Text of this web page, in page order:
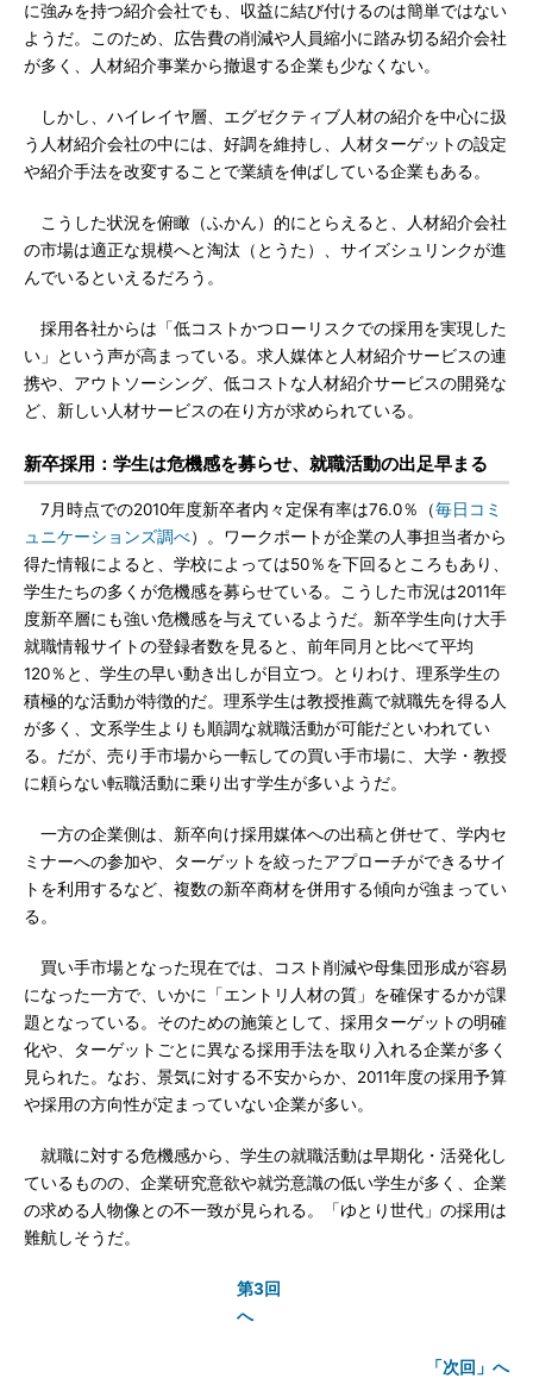
に強みを持つ紹介会社でも、収益に結び付けるのは簡単ではない
ようだ。このため、広告費の削減や人員縮小に踏み切る紹介会社
が多く、人材紹介事業から撤退する企業も少なくない。
しかし、ハイレイヤ層、エグゼクティブ人材の紹介を中心に扱
う人材紹介会社の中には、好調を維持し、人材ターゲットの設定
や紹介手法を改変することで業績を伸ばしている企業もある。
こうした状況を俯瞰（ふかん）的にとらえると、人材紹介会社
の市場は適正な規模へと淘汰（とうた）、サイズシュリンクが進
んでいるといえるだろう。
採用各社からは「低コストかつローリスクでの採用を実現した
い」という声が高まっている。求人媒体と人材紹介サービスの連
携や、アウトソーシング、低コストな人材紹介サービスの開発な
ど、新しい人材サービスの在り方が求められている。
新卒採用：学生は危機感を募らせ、就職活動の出足早まる
7月時点での2010年度新卒者内々定保有率は76.0％（毎日コミ
ュニケーションズ調べ）。ワークポートが企業の人事担当者から
得た情報によると、学校によっては50％を下回るところもあり、
学生たちの多くが危機感を募らせている。こうした市況は2011年
度新卒層にも強い危機感を与えているようだ。新卒学生向け大手
就職情報サイトの登録者数を見ると、前年同月と比べて平均
120％と、学生の早い動き出しが目立つ。とりわけ、理系学生の
積極的な活動が特徴的だ。理系学生は教授推薦で就職先を得る人
が多く、文系学生よりも順調な就職活動が可能だといわれてい
る。だが、売り手市場から一転しての買い手市場に、大学・教授
に頼らない転職活動に乗り出す学生が多いようだ。
一方の企業側は、新卒向け採用媒体への出稿と併せて、学内セ
ミナーへの参加や、ターゲットを絞ったアプローチができるサイ
トを利用するなど、複数の新卒商材を併用する傾向が強まってい
る。
買い手市場となった現在では、コスト削減や母集団形成が容易
になった一方で、いかに「エントリ人材の質」を確保するかが課
題となっている。そのための施策として、採用ターゲットの明確
化や、ターゲットごとに異なる採用手法を取り入れる企業が多く
見られた。なお、景気に対する不安からか、2011年度の採用予算
や採用の方向性が定まっていない企業が多い。
就職に対する危機感から、学生の就職活動は早期化・活発化し
ているものの、企業研究意欲や就労意識の低い学生が多く、企業
の求める人物像との不一致が見られる。「ゆとり世代」の採用は
難航しそうだ。
第3回
へ
「次回」へ